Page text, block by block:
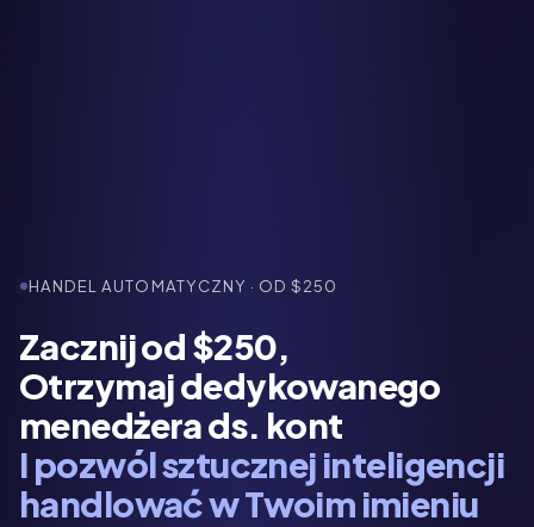
HANDEL AUTOMATYCZNY · OD $250
Zacznij od $250,
Otrzymaj dedykowanego
menedżera ds. kont
I pozwól sztucznej inteligencji
handlować w Twoim imieniu